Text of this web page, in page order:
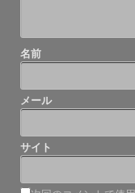
名前
メール
サイト